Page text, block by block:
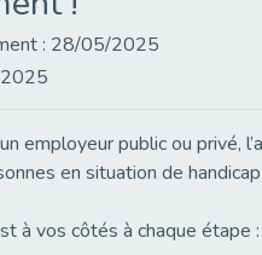
: 28/05/2025
employeur public ou privé,
en situation de
à vos côtés à chaque étape :